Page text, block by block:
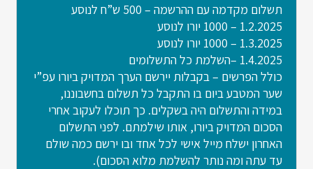
תשלום מקדמה עם ההרשמה – 500 ש”ח לנוסע
1.2.2025 – 1000 יורו לנוסע
1.3.2025 – 1000 יורו לנוסע
1.4.2025 –השלמת כל התשלומים
כולל הפרשים – בקבלות יירשם הערך המדויק ביורו עפ”י
שער המטבע ביום בו התקבל כל תשלום בחשבוננו,
במידה והתשלום היה בשקלים. כך תוכלו לעקוב אחרי
הסכום המדויק ביורו, אותו שילמתם. לפני התשלום
האחרון ישלח מייל אישי לכל אחד ובו ירשם כמה שולם
עד עתה ומה נותר להשלמת מלוא הסכום).